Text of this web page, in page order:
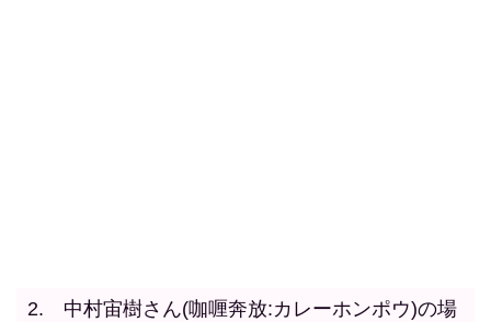
2. 中村宙樹さん(咖喱奔放:カレーホンポウ)の場